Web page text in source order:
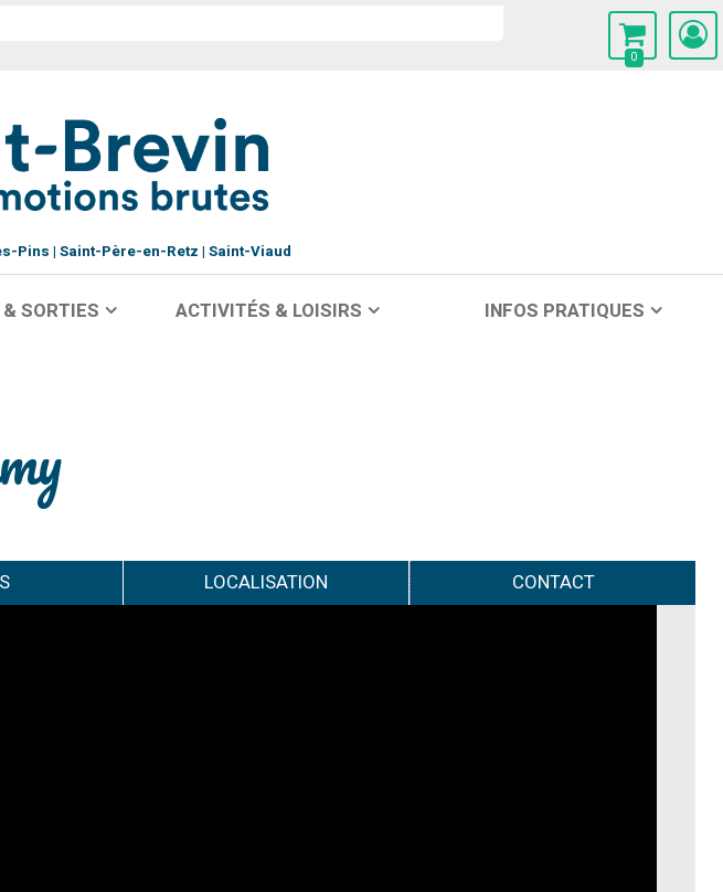
0
Pins Saint-Père-en-Retz Saint-Viaud
SORTIES ACTIVITÉS & LOISIRS INFOS PRATIQUES
LOCALISATION CONTACT